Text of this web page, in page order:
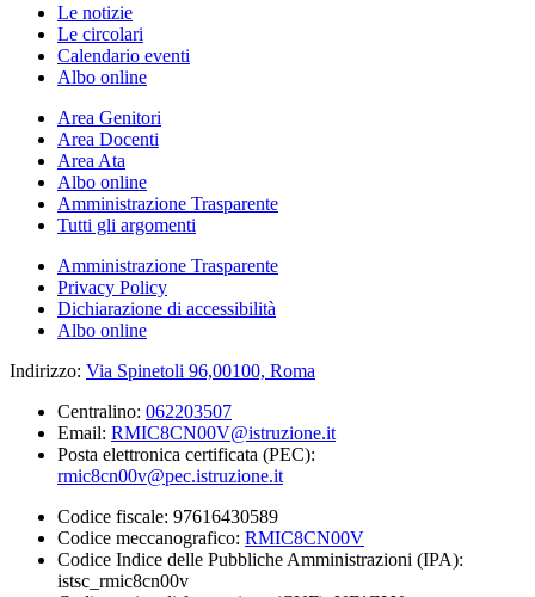
Le notizie
Le circolari
Calendario eventi
Albo online
Area Genitori
Area Docenti
Area Ata
Albo online
Amministrazione Trasparente
Tutti gli argomenti
Amministrazione Trasparente
Privacy Policy
Dichiarazione di accessibilità
Albo online
Indirizzo: Via Spinetoli 96,00100, Roma
Centralino: 062203507
Email: RMIC8CN00V@istruzione.it
Posta elettronica certificata (PEC):
rmic8cn00v@pec.istruzione.it
Codice fiscale: 97616430589
Codice meccanografico: RMIC8CN00V
Codice Indice delle Pubbliche Amministrazioni (IPA):
istsc_rmic8cn00v